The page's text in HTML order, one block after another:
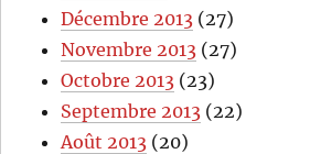
Décembre 2013 (27)
Novembre 2013 (27)
Octobre 2013 (23)
Septembre 2013 (22)
Août 2013 (20)